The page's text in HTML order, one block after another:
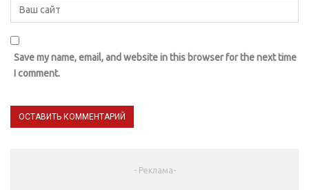
Save my name, email, and website in this browser for the next time
I comment.
- Реклама-